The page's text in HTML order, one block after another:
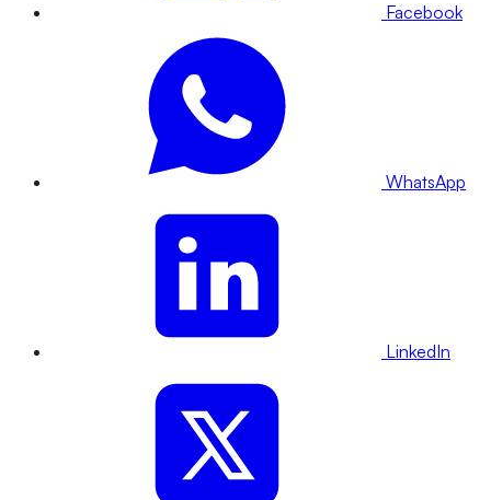
Facebook
WhatsApp
LinkedIn